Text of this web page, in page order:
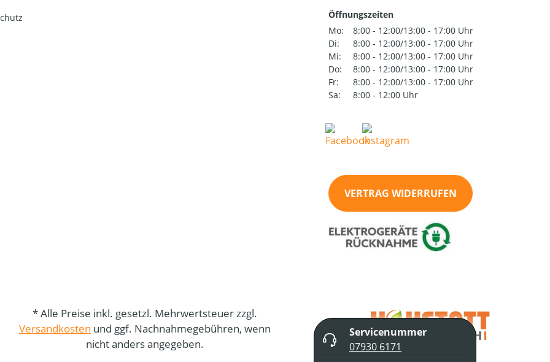
Öffnungszeiten
Mo:
8:00 - 12:00/13:00 - 17:00 Uhr
Di:
8:00 - 12:00/13:00 - 17:00 Uhr
Mi:
8:00 - 12:00/13:00 - 17:00 Uhr
Do:
8:00 - 12:00/13:00 - 17:00 Uhr
Fr:
8:00 - 12:00/13:00 - 17:00 Uhr
Sa:
8:00 - 12:00 Uhr
VERTRAG WIDERRUFEN
* Alle Preise inkl. gesetzl. Mehrwertsteuer zzgl.
Versandkosten und ggf. Nachnahmegebühren, wenn
nicht anders angegeben.
Servicenummer
07930 6171